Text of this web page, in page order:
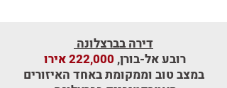
דירה בברצלונה
רובע אל-בורן, 222,000 אירו
במצב טוב וממקומת באחד האיזורים